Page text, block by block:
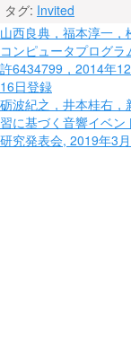
タグ: Invited
投
稿
ナ
ビ
ゲ
山西良典，福本淳一
コンピュータプログ
許6434799，2014年
16日登録
砺波紀之，井本桂右
習に基づく音響イベ
研究発表会, 2019年3月